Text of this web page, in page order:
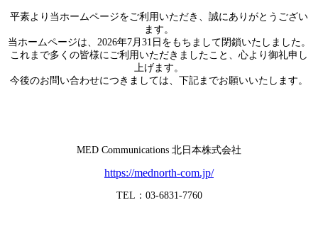
平素より当ホームページをご利用いただき、誠にありがとうござい
ます。
当ホームページは、2026年7月31日をもちまして閉鎖いたしました。
これまで多くの皆様にご利用いただきましたこと、心より御礼申し
上げます。
今後のお問い合わせにつきましては、下記までお願いいたします。
MED Communications 北日本株式会社
https://mednorth-com.jp/
TEL：03-6831-7760